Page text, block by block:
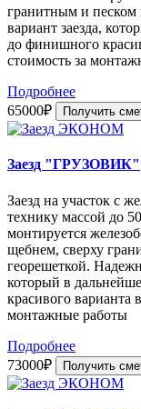
гранитным и
вариант заезда,
до финишного
стоимость за
Подробнее
65000₽
Получить
Заезд "ГРУЗОВИК"
Заезд на участок с
технику массой до
монтируется
щебнем, сверху
георешеткой.
который в
красивого варианта
монтажные работы
Подробнее
73000₽
Получить